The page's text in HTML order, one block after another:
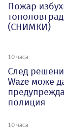
Пожар
(СНИМКИ)
10 часа
След
Waze може
полиция
10 часа